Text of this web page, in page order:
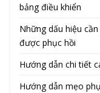
bảng điều khiển
Những dấu hiệu
được phục hồi
Hướng dẫn chi tiết
Hướng dẫn mẹo